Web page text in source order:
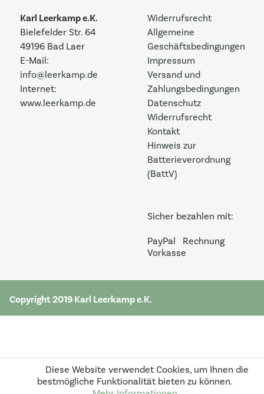
Widerrufsrecht
Allgemeine
Geschäftsbedingungen
Impressum
Versand und
Zahlungsbedingungen
Datenschutz
Widerrufsrecht
Kontakt
Hinweis zur
Batterieverordnung
(BattV)
Sicher bezahlen mit:
PayPal
Rechnung
Vorkasse
Karl Leerkamp e.K.
Bielefelder Str. 64
49196 Bad Laer
E-Mail:
info@leerkamp.de
Internet:
www.leerkamp.de
Copyright 2019 Karl Leerkamp e.K.
Diese Website verwendet Cookies, um Ihnen die
bestmögliche Funktionalität bieten zu können.